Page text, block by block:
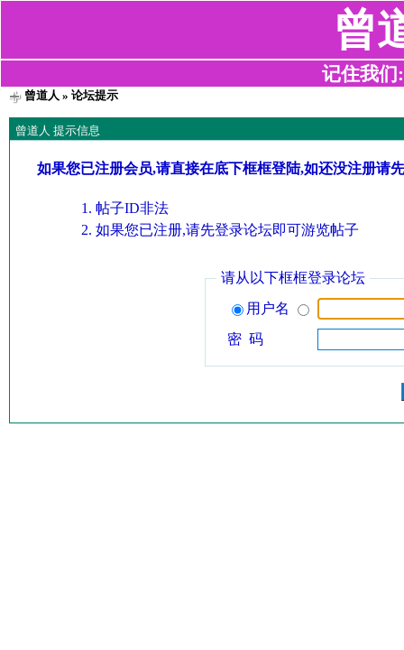
曾
记住我们
曾道人 » 论坛提示
曾道人 提示信息
如果您已注册会员,请直接在底下框框登陆,如还没注册请
帖子ID非法
如果您已注册,请先登录论坛即可游览帖子
请从以下框框登录论坛
用户名
密 码